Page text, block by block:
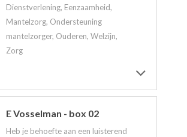
Dienstverlening, Eenzaamheid,
Mantelzorg, Ondersteuning
mantelzorger, Ouderen, Welzijn,
Zorg
E Vosselman - box 02
Heb je behoefte aan een luisterend